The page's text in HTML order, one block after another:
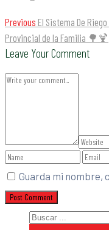
Previous El Sistema De
Provincial de la Familia 🌳🍹
Leave Your Comment
Guarda mi nombre,